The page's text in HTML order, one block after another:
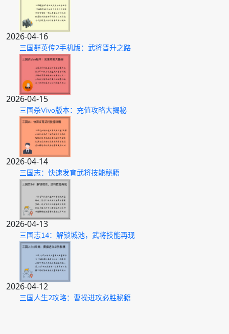
2026-04-16
三国群英传2手机版：武将晋升之路
2026-04-15
三国杀Vivo版本：充值攻略大揭秘
2026-04-14
三国志：快速发育武将技能秘籍
2026-04-13
三国志14：解锁城池，武将技能再现
2026-04-12
三国人生2攻略：曹操进攻必胜秘籍